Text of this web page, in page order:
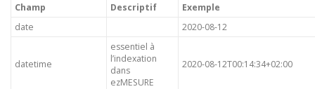
Champ Descriptif
Exemple
date
2020-08-12
datetime
essentiel à
l’indexation
dans
ezMESURE
2020-08-12T00:14:34+02:00